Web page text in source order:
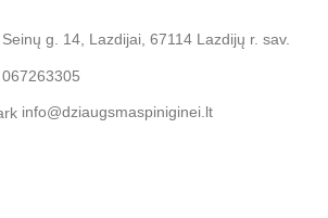
Seinų g. 14, Lazdijai, 67114 Lazdijų r. sav.
067263305
info@dziaugsmaspiniginei.lt